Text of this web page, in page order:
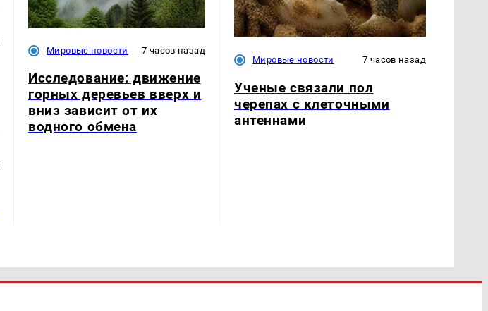
Мировые новости 7 часов назад
Исследование: движение
горных деревьев вверх и
вниз зависит от их
водного обмена
Мировые новости 7 часов назад
Ученые связали пол
черепах с клеточными
антеннами